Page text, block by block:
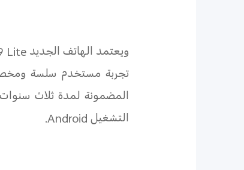
ويعتمد الهاتف الجديدLite
تجربة مستخدم سلسة
المضمونة لمدة ثلاث
التشغيلAndroid
.